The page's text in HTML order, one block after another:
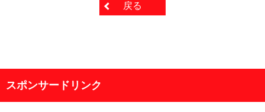
戻る
スポンサードリンク